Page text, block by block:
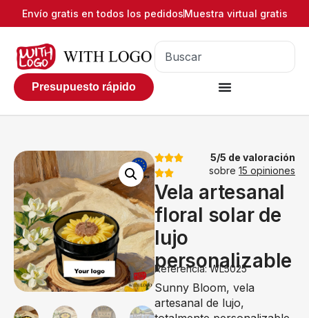
Envío gratis en todos los pedidosMuestra virtual gratis
Presupuesto rápido
5/5 de valoración
sobre 15 opiniones
Vela artesanal
floral solar de
lujo
personalizable
Referencia: WL5025
Sunny Bloom, vela
artesanal de lujo,